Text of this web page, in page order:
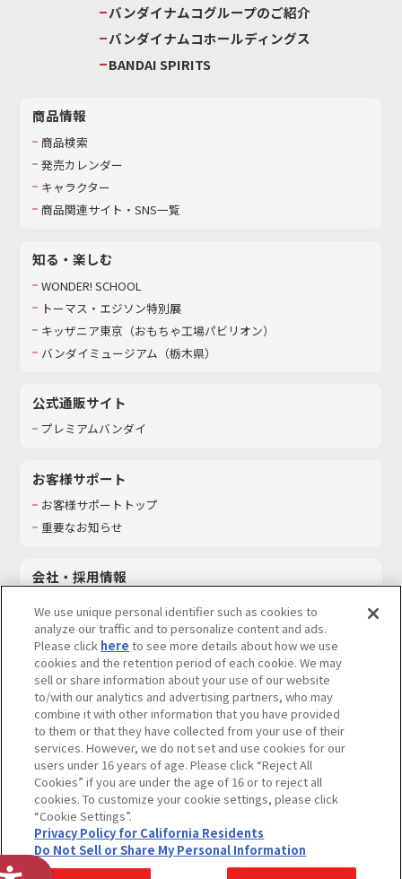
バンダイナムコグループのご紹介
バンダイナムコホールディングス
BANDAI SPIRITS
商品情報
商品検索
発売カレンダー
キャラクター
商品関連サイト・SNS一覧
知る・楽しむ
WONDER! SCHOOL
トーマス・エジソン特別展
キッザニア東京（おもちゃ工場パビリオン）​
バンダイミュージアム（栃木県）
公式通販サイト
プレミアムバンダイ
お客様サポート
お客様サポートトップ
重要なお知らせ
会社・採用情報
採用情報
サステナビリティ
お問い合わせ
ウェブサイトご利用条件 ソーシャルメディアポリシー
個人情報及び特定個人情報等の取り扱いに関する保護方針
Do Not Sell or Share My Personal Information著作権・商標について
カスタマーハラスメントに対する基本的な対応方針
We use unique personal identifier such as cookies to
analyze our traffic and to personalize content and ads.
Please click here to see more details about how we use
cookies and the retention period of each cookie. We may
sell or share information about your use of our website
to/with our analytics and advertising partners, who may
combine it with other information that you have provided
to them or that they have collected from your use of their
services. However, we do not set and use cookies for our
users under 16 years of age. Please click “Reject All
Cookies” if you are under the age of 16 or to reject all
cookies. To customize your cookie settings, please click
“Cookie Settings”.
Privacy Policy for California Residents
Do Not Sell or Share My Personal Information